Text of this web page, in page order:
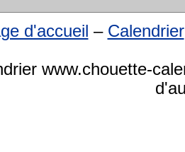
d'accueil – Calendrier
www.chouette-